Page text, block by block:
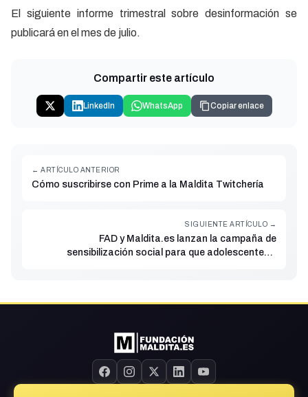
El siguiente informe trimestral sobre desinformación se
publicará en el mes de julio.
Compartir este artículo
LinkedIn WhatsApp Copiar enlace
← ARTÍCULO ANTERIOR
Cómo suscribirse con Prime a la Maldita Twitchería
SIGUIENTE ARTÍCULO →
FAD y Maldita.es lanzan la campaña de
sensibilización social para que adolescentes y